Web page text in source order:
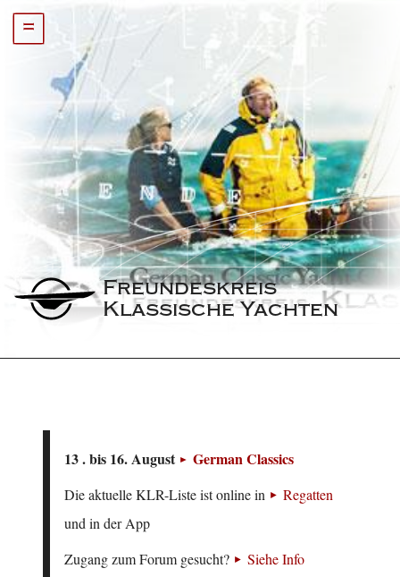
=
Freundeskreis
Klassische Yachten
13 . bis 16. August German Classics
Die aktuelle KLR-Liste ist online in
Regatten
und in der App
Zugang zum Forum gesucht?
Siehe Info